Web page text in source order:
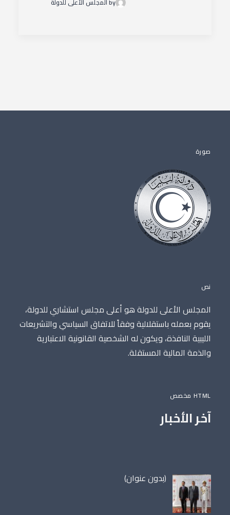
by المجلس الأعلى للدولة
صورة
نص
المجلس الأعلى للدولة هو أعلى مجلس استشاري للدولة،
يقوم بعمله باستقلالية وفقاً للاتفاق السياسي والتشريعات
الليبية النافذة، ويكون له الشخصية القانونية الاعتبارية
والذمة المالية المستقلة.
HTML مخصص
آخر الأخبار
(بدون عنوان)مقالة